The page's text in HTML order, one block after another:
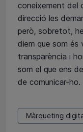
coneixement del
direcció les
però, sobretot,
diem que som és
transparència i
som el que ens
de comunicar-ho.
Màrqueting